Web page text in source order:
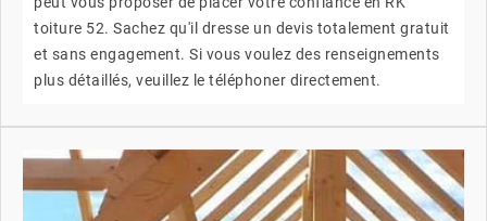
toiture 52. Sachez qu'il dresse un devis totalement gratuit
et sans engagement. Si vous voulez des renseignements
plus détaillés, veuillez le téléphoner directement.